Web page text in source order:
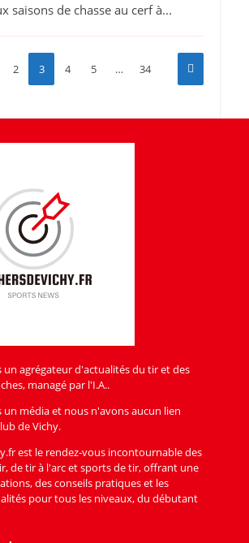
saisons de chasse au cerf à...
2 3 4 5 … 34
un agrégateur d'actualités du tir et des
managé par l'I.A..
un média et nous n'avons aucun lien
de Vichy.
est le rendez-vous incontournable des
de tir à l'arc et sports de tir, offrant une
des conseils pratiques et les
pour tous les niveaux, du débutant